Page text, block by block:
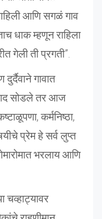
आणि सगळं गाव
धाक म्हणून राहिला
गेली ती प्रगती”.
गावात
सोडले तर आज
कर्मनिष्ठा,
प्रेम हे सर्व लुप्त
भरलाय आणि
चव्हाट्यावर